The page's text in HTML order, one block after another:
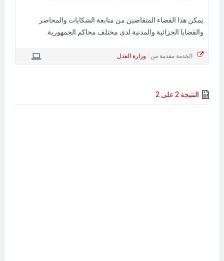
يمكن هذا الفضاء المتقاضين من متابعة الشكايات والمحاضر
والقضايا الجزائية والمدنية لدى مختلف محاكم الجمهورية.
الخدمة مقدمة من : وزارة العدل
النتيجة 2 على 2